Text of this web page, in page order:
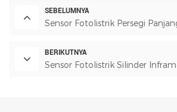
SEBELUMNYA
Sensor Fotolistrik Persegi
BERIKUTNYA
Sensor Fotolistrik Silinder